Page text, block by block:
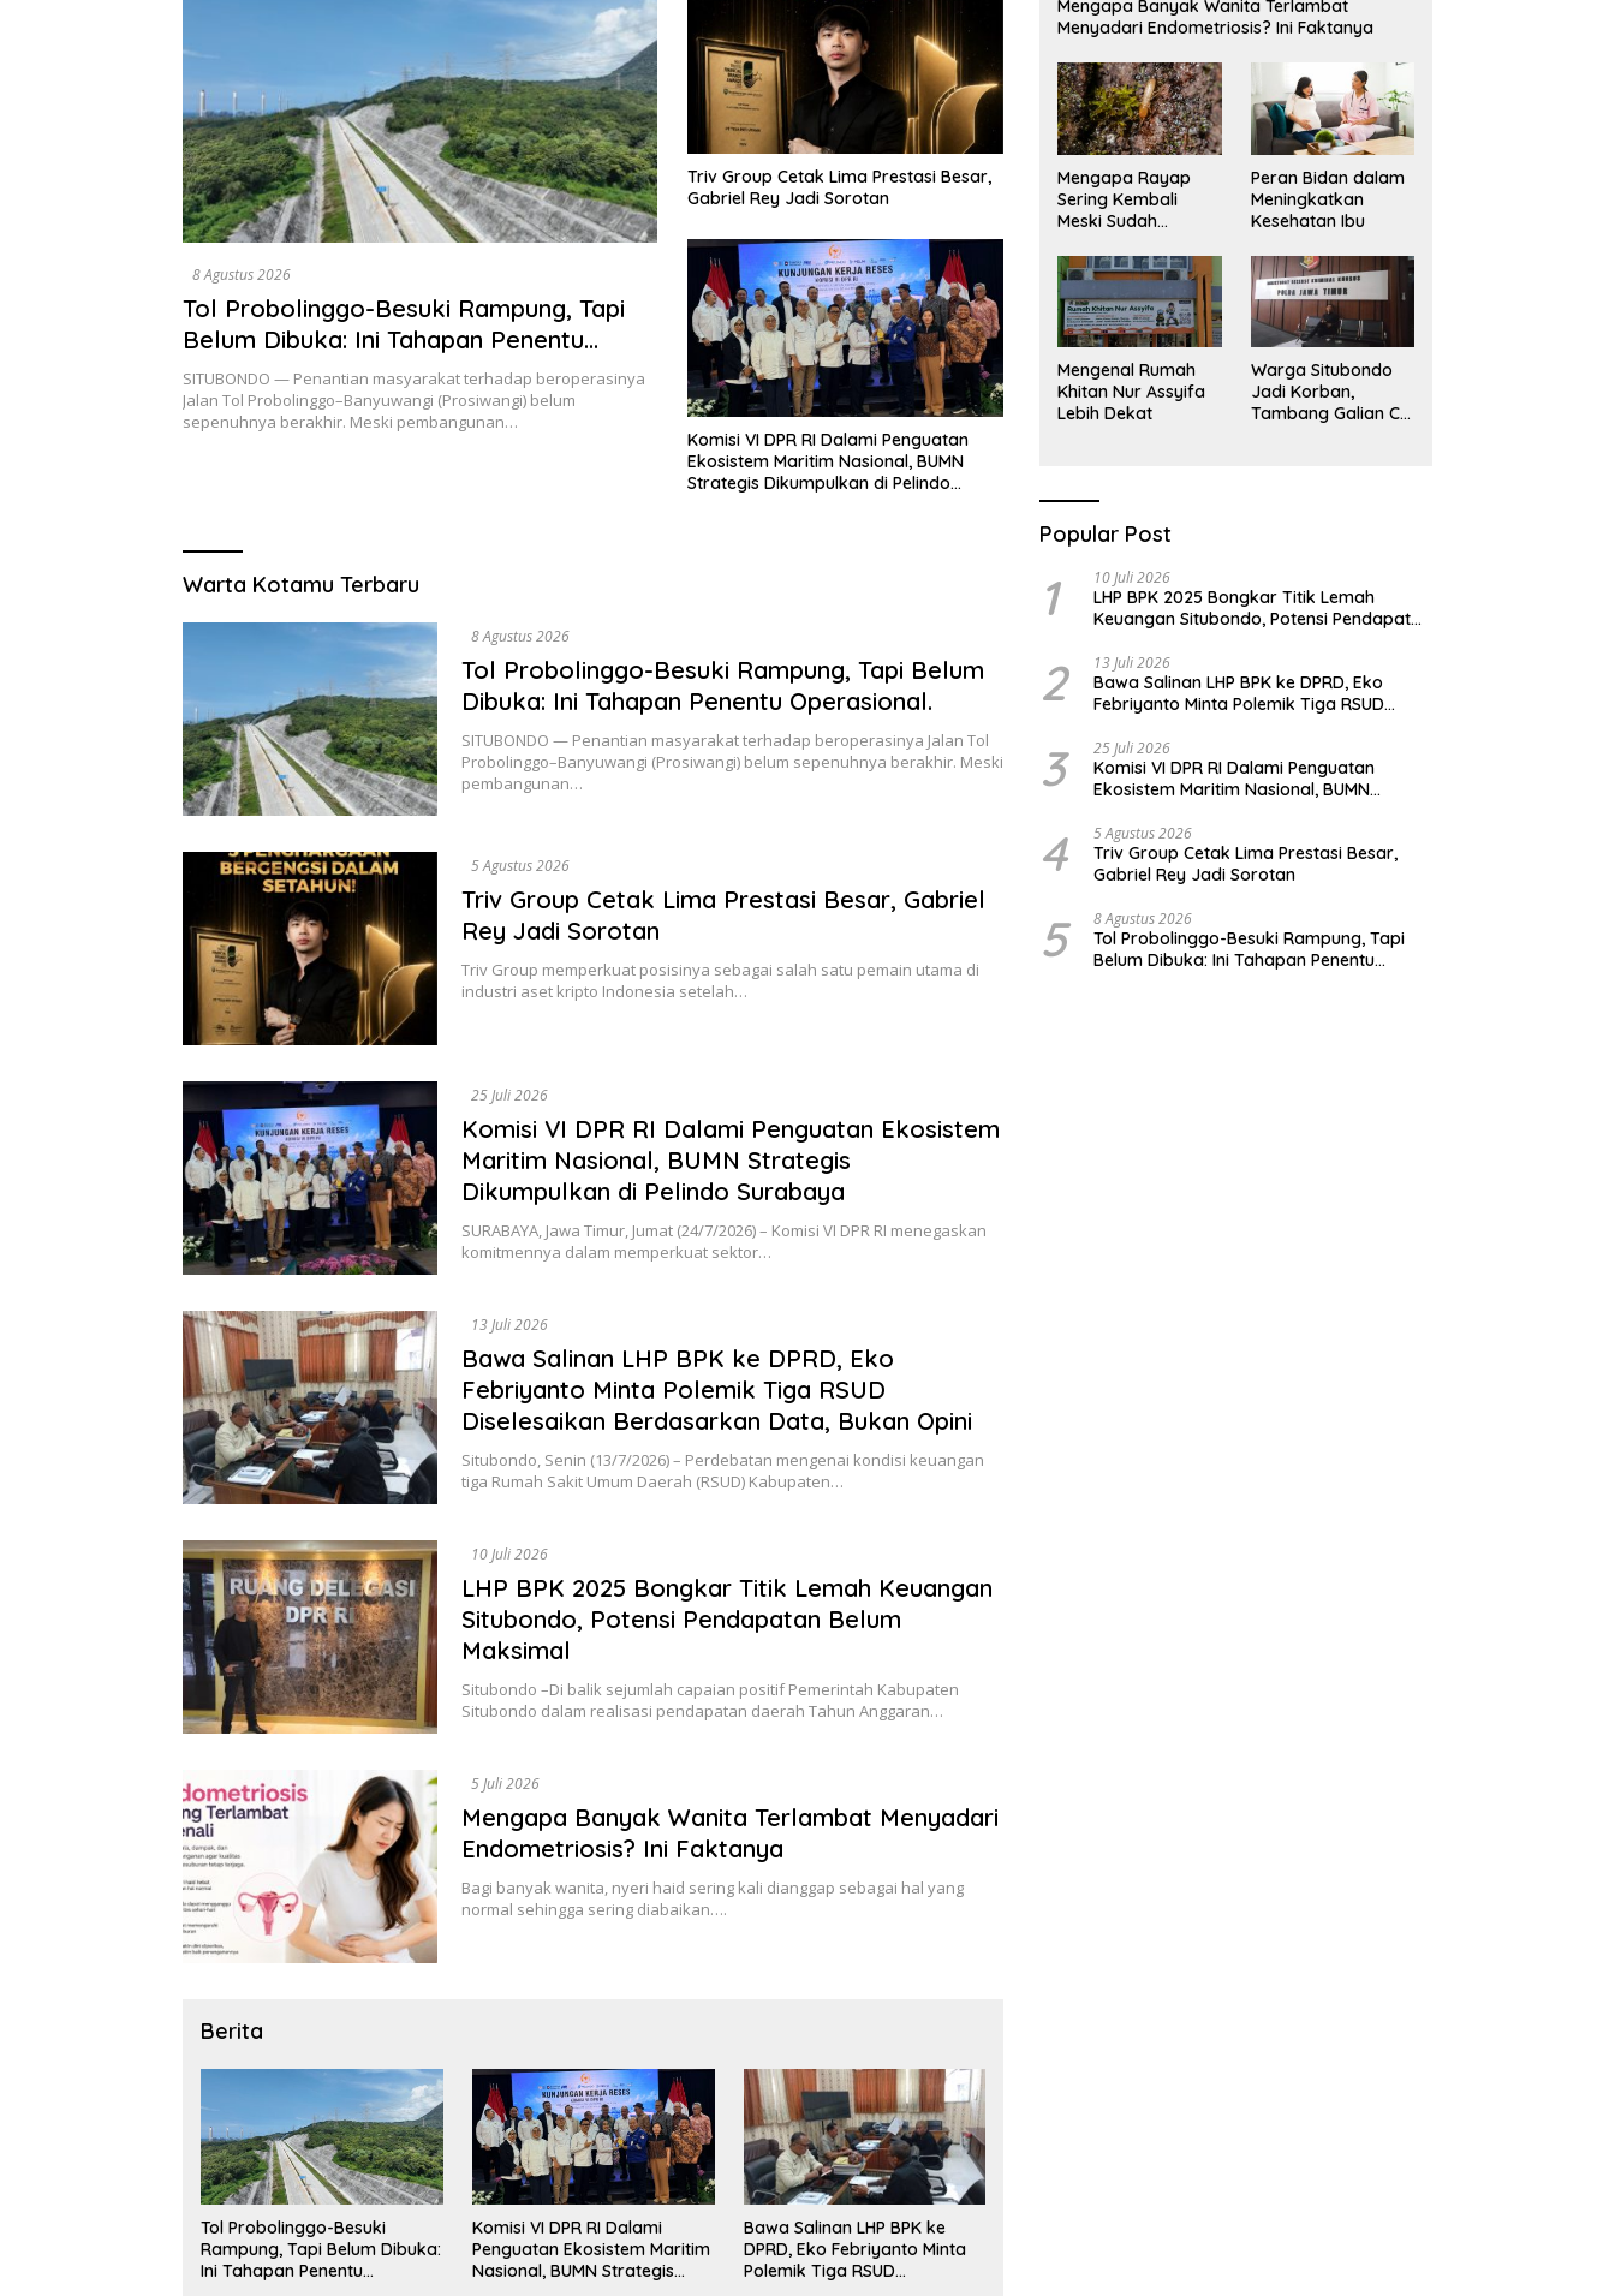
8 Agustus 2026
Tol Probolinggo-Besuki Rampung, Tapi
Belum Dibuka: Ini Tahapan Penentu
Operasional.
SITUBONDO — Penantian masyarakat terhadap beroperasinya
Jalan Tol Probolinggo–Banyuwangi (Prosiwangi) belum
sepenuhnya berakhir. Meski pembangunan…
Triv Group Cetak Lima Prestasi Besar,
Gabriel Rey Jadi Sorotan
Komisi VI DPR RI Dalami Penguatan
Ekosistem Maritim Nasional, BUMN
Strategis Dikumpulkan di Pelindo
Warta
Warta Kotamu Terbaru
8 Agustus 2026
Tol Probolinggo-Besuki Rampung, Tapi Belum
Dibuka: Ini Tahapan Penentu Operasional.
SITUBONDO — Penantian masyarakat terhadap beroperasinya Jalan Tol
Probolinggo–Banyuwangi (Prosiwangi) belum sepenuhnya berakhir. Meski
pembangunan…
5 Agustus 2026
Triv Group Cetak Lima Prestasi Besar, Gabriel
Rey Jadi Sorotan
Triv Group memperkuat posisinya sebagai salah satu pemain utama di
industri aset kripto Indonesia setelah…
25 Juli 2026
Komisi VI DPR RI Dalami Penguatan Ekosistem
Maritim Nasional, BUMN Strategis
Dikumpulkan di Pelindo Surabaya
SURABAYA, Jawa Timur, Jumat (24/7/2026) – Komisi VI DPR RI menegaskan
komitmennya dalam memperkuat sektor…
13 Juli 2026
Bawa Salinan LHP BPK ke DPRD, Eko
Febriyanto Minta Polemik Tiga RSUD
Diselesaikan Berdasarkan Data, Bukan Opini
Situbondo, Senin (13/7/2026) – Perdebatan mengenai kondisi keuangan
tiga Rumah Sakit Umum Daerah (RSUD) Kabupaten…
10 Juli 2026
LHP BPK 2025 Bongkar Titik Lemah Keuangan
Situbondo, Potensi Pendapatan Belum
Maksimal
Situbondo –Di balik sejumlah capaian positif Pemerintah Kabupaten
Situbondo dalam realisasi pendapatan daerah Tahun Anggaran…
5 Juli 2026
Mengapa Banyak Wanita Terlambat Menyadari
Endometriosis? Ini Faktanya
Bagi banyak wanita, nyeri haid sering kali dianggap sebagai hal yang
normal sehingga sering diabaikan….
Berita
Tol Probolinggo-Besuki
Rampung, Tapi Belum Dibuka:
Ini Tahapan Penentu
Komisi VI DPR RI Dalami
Penguatan Ekosistem Maritim
Nasional, BUMN Strategis
Bawa Salinan LHP BPK ke
DPRD, Eko Febriyanto Minta
Polemik Tiga RSUD
Mengapa Banyak Wanita Terlambat
Menyadari Endometriosis? Ini Faktanya
Mengapa Rayap
Sering Kembali
Meski Sudah
Peran Bidan dalam
Meningkatkan
Kesehatan Ibu
Mengenal Rumah
Khitan Nur Assyifa
Lebih Dekat
Warga Situbondo
Jadi Korban,
Tambang Galian C
Popular Post
1 10 Juli 2026
LHP BPK 2025 Bongkar Titik Lemah
Keuangan Situbondo, Potensi Pendapatan
2 13 Juli 2026
Bawa Salinan LHP BPK ke DPRD, Eko
Febriyanto Minta Polemik Tiga RSUD
Opini
3 25 Juli 2026
Komisi VI DPR RI Dalami Penguatan
Ekosistem Maritim Nasional, BUMN
Surabaya
4 5 Agustus 2026
Triv Group Cetak Lima Prestasi Besar,
Gabriel Rey Jadi Sorotan
5 8 Agustus 2026
Tol Probolinggo-Besuki Rampung, Tapi
Belum Dibuka: Ini Tahapan Penentu